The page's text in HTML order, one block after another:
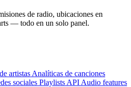
de radio, ubicaciones en
— todo en un solo panel.
artistas Analíticas de canciones
sociales Playlists API Audio features